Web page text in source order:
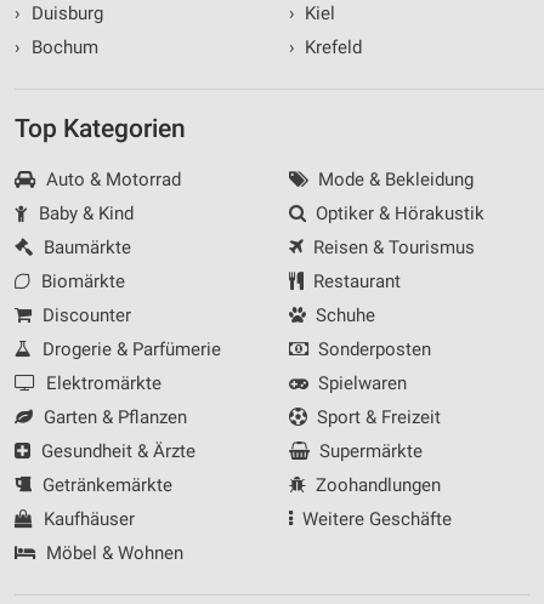
›
Duisburg
›
Bochum
› Kiel
› Krefeld
Top Kategorien
Auto & Motorrad
Baby & Kind
Baumärkte
Biomärkte
Discounter
Drogerie & Parfümerie
Elektromärkte
Garten & Pflanzen
Gesundheit & Ärzte
Getränkemärkte
Kaufhäuser
Möbel & Wohnen
Mode & Bekleidung
Optiker & Hörakustik
Reisen & Tourismus
Restaurant
Schuhe
Sonderposten
Spielwaren
Sport & Freizeit
Supermärkte
Zoohandlungen
Weitere Geschäfte